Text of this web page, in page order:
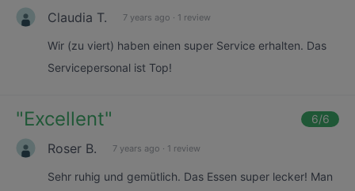
Claudia T. 7 years ago · 1 review
Wir (zu viert) haben einen super Service erhalten. Das
Servicepersonal ist Top!
"Excellent" 6/6
Roser B. 7 years ago · 1 review
Sehr ruhig und gemütlich. Das Essen super lecker! Man